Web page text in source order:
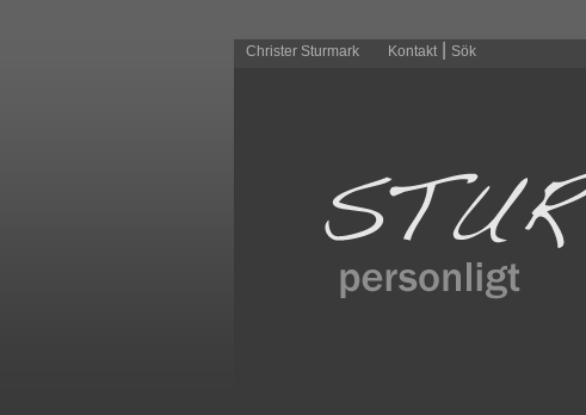
Christer Sturmark Kontakt| Sök